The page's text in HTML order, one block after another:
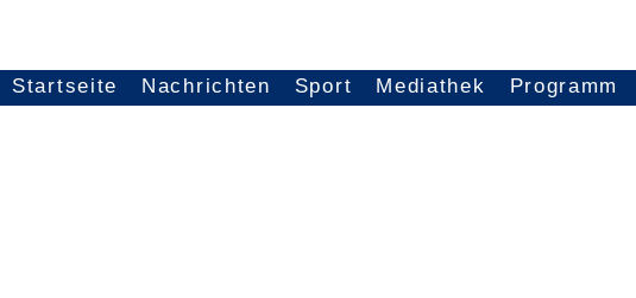
Seitennavigation
Startseite Nachrichten Sport Mediathek Programm